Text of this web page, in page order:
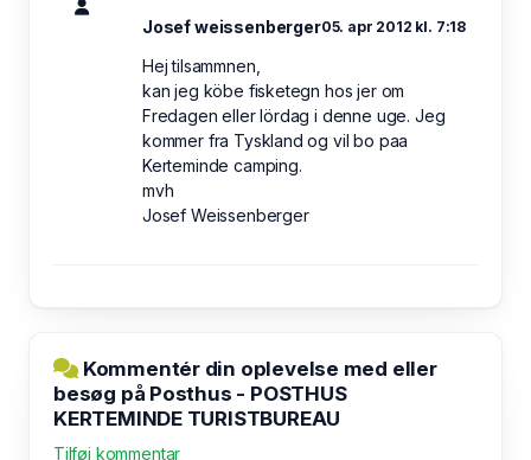
Josef weissenberger05. apr 2012 kl. 7:18
Hej tilsammnen,
kan jeg köbe fisketegn hos jer om
Fredagen eller lördag i denne uge. Jeg
kommer fra Tyskland og vil bo paa
Kerteminde camping.
mvh
Josef Weissenberger
Kommentér din oplevelse med eller
besøg på Posthus - POSTHUS
KERTEMINDE TURISTBUREAU
Tilføj kommentar